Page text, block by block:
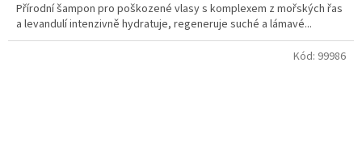
z
5
hvězdiček.
Přírodní šampon pro poškozené vlasy s komplexem z mořských řas
a levandulí intenzivně hydratuje, regeneruje suché a lámavé...
Kód: 99986